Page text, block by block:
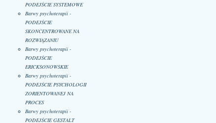
PODEJŚCIE SYSTEMOWE
Barwy psychoterapii -
PODEJŚCIE
SKONCENTROWANE NA
ROZWIĄZANIU
Barwy psychoterapii -
PODEJŚCIE
ERICKSONOWSKIE
Barwy psychoterapii -
PODEJŚCIE PSYCHOLOGII
ZORIENTOWANEJ NA
PROCES
Barwy psychoterapii -
PODEJŚCIE GESTALT